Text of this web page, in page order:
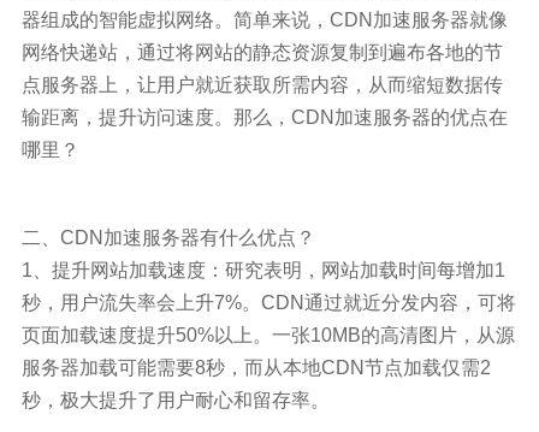
器组成的智能虚拟网络。简单来说，CDN加速服务器就像
网络快递站，通过将网站的静态资源复制到遍布各地的节
点服务器上，让用户就近获取所需内容，从而缩短数据传
输距离，提升访问速度。​那么，CDN加速服务器的优点在
哪里？
二、CDN加速服务器有什么优点？
1、提升网站加载速度：研究表明，网站加载时间每增加1
秒，用户流失率会上升7%。CDN通过就近分发内容，可将
页面加载速度提升50%以上。一张10MB的高清图片，从源
服务器加载可能需要8秒，而从本地CDN节点加载仅需2
秒，极大提升了用户耐心和留存率。​